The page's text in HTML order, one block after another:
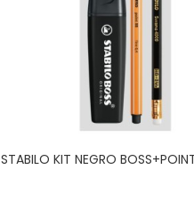
STABILO KIT NEGRO